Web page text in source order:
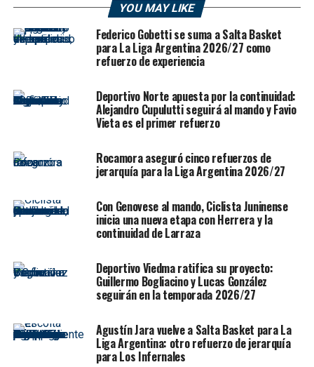
dejaron una mirada clara sobre lo que significó la
campaña 2025/26 para
Salta Basket
. El entrenador
salteño realizó un balance profundo de lo vivido por Los
La Liga Argentina, donde el equipo
playoffs, eliminó aEstudiantes de Tucumánen una
serie durísima y terminó su recorrido anteSan Isidro,
uno de los grandes candidatos al ascenso.
ParaRicardo De Cecco, la temporada dejó un saldo
positivo, aunque también una sensación lógica de que el
metió entre los ocho mejores de laConferencia Norte
superó la reclasificación y compitió en octavos de final
importantes.
“El equipo fue competitivo durante toda la temporada,
regular y mostró carácter en momentos difíciles”,
señaló el entrenador, marcando uno de los puntos
centrales de su análisis. Esa frase resume buena parte
YOU MAY LIKE
Federico Gobetti se suma a Salta Basket
para La Liga Argentina 2026/27 como
refuerzo de experiencia
Deportivo Norte apuesta por la continuidad:
Alejandro Cupulutti seguirá al mando y Favio
Vieta es el primer refuerzo
Rocamora aseguró cinco refuerzos de
jerarquía para la Liga Argentina 2026/27
Con Genovese al mando, Ciclista Juninense
inicia una nueva etapa con Herrera y la
continuidad de Larraza
Deportivo Viedma ratifica su proyecto:
Guillermo Bogliacino y Lucas González
seguirán en la temporada 2026/27
Agustín Jara vuelve a Salta Basket para La
Liga Argentina: otro refuerzo de jerarquía
para Los Infernales